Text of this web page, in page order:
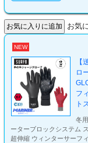
お気
NEW
【
ロ
フ
ト
冬
ーターブロックシステム
超伸縮 ウィンターサーフ